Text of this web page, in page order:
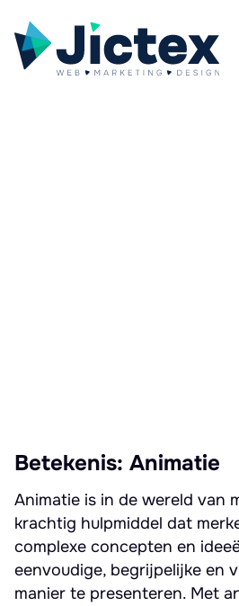
Betekenis: Animatie
Animatie is in de wereld van
krachtig hulpmiddel dat
complexe concepten en
eenvoudige, begrijpelijke en
manier te presenteren. Met